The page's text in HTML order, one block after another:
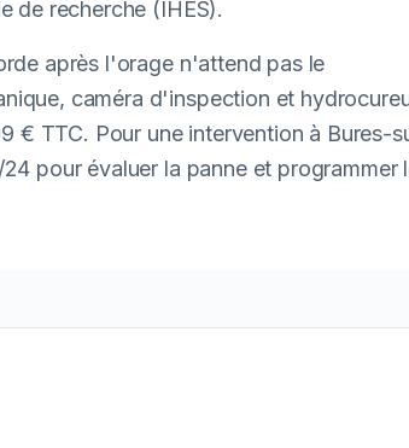
de recherche (IHES).
après l'orage n'attend pas le
caméra d'inspection et
€ TTC. Pour une intervention à Bures-
pour évaluer la panne et programmer